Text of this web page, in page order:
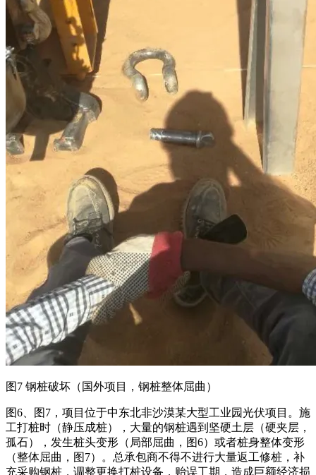
图7 钢桩破坏（国外项目，钢桩整体屈曲）
图6、图7，项目位于中东北非沙漠某大型工业园光伏项目。施
工打桩时（静压成桩），大量的钢桩遇到坚硬土层（硬夹层，
孤石），发生桩头变形（局部屈曲，图6）或者桩身整体变形
（整体屈曲，图7）。总承包商不得不进行大量返工修桩，补
充采购钢桩，调整更换打桩设备，贻误工期，造成巨额经济损